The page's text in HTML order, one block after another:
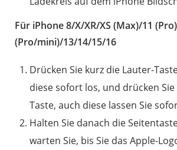
Für iPhone 8/X/XR/XS (Max)/11
(Pro/mini)/13/14/15/16
Drücken Sie kurz die Lauter-
diese sofort los, und drücken
Taste, auch diese lassen Sie
Halten Sie danach die
warten Sie, bis Sie das Apple-